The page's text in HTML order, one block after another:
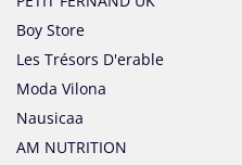
Boy Store
Les Trésors D'erable
Moda Vilona
Nausicaa
AM NUTRITION